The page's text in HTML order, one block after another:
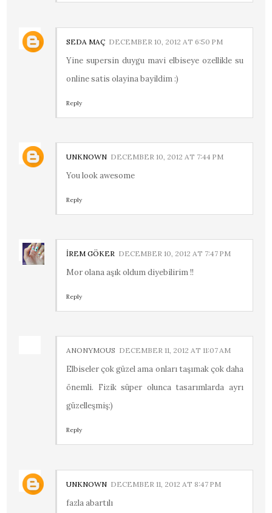
SEDA MAÇ DECEMBER 10, 2012 AT 6:50 PM
Yine supersin duygu mavi elbiseye ozellikle su
online satis olayina bayildim :)
Reply
UNKNOWN DECEMBER 10, 2012 AT 7:44 PM
You look awesome
Reply
İREM GÖKER DECEMBER 10, 2012 AT 7:47 PM
Mor olana aşık oldum diyebilirim !!
Reply
ANONYMOUS DECEMBER 11, 2012 AT 11:07 AM
Elbiseler çok güzel ama onları taşımak çok daha
önemli. Fizik süper olunca tasarımlarda ayrı
güzelleşmiş:)
Reply
UNKNOWN DECEMBER 11, 2012 AT 8:47 PM
fazla abartılı